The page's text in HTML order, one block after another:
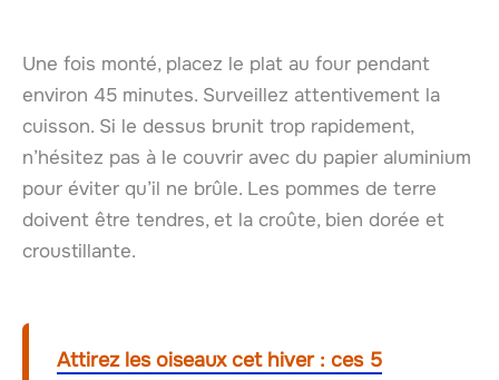
Une fois monté, placez le plat au four pendant
environ 45 minutes. Surveillez attentivement la
cuisson. Si le dessus brunit trop rapidement,
n’hésitez pas à le couvrir avec du papier aluminium
pour éviter qu’il ne brûle. Les pommes de terre
doivent être tendres, et la croûte, bien dorée et
croustillante.
Attirez les oiseaux cet hiver : ces 5